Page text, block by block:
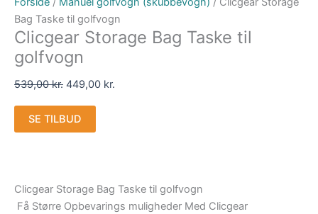
Bag Taske til golfvogn
Clicgear Storage Bag Taske til
golfvogn
539,00kr. 449,00 kr.
SE TILBUD
Clicgear Storage Bag Taske til golfvogn
Få Større Opbevarings muligheder Med Clicgear